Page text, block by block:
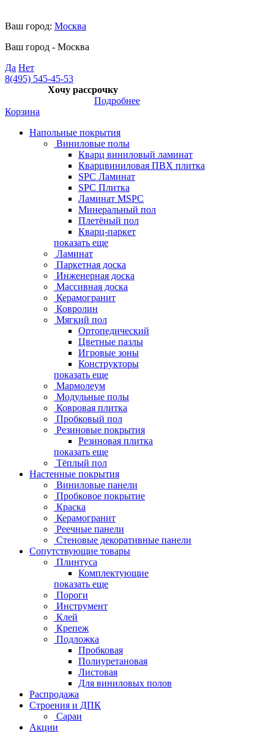
Ваш город: Москва
Ваш город - Москва
Да Нет
8(495) 545-45-53
Хочу рассрочку
Подробнее
Корзина
Напольные покрытия
Виниловые полы
Кварц виниловый ламинат
Кварцвиниловая ПВХ плитка
SPC Ламинат
SPC Плитка
Ламинат MSPC
Минеральный пол
Плетёный пол
Кварц-паркет
показать еще
Ламинат
Паркетная доска
Инженерная доска
Массивная доска
Керамогранит
Ковролин
Мягкий пол
Ортопедический
Цветные пазлы
Игровые зоны
Конструкторы
показать еще
Мармолеум
Модульные полы
Ковровая плитка
Пробковый пол
Резиновые покрытия
Резиновая плитка
показать еще
Тёплый пол
Настенные покрытия
Виниловые панели
Пробковое покрытие
Краска
Керамогранит
Реечные панели
Стеновые декоративные панели
Сопутствующие товары
Плинтуса
Комплектующие
показать еще
Пороги
Инструмент
Клей
Крепеж
Подложка
Пробковая
Полиуретановая
Листовая
Для виниловых полов
Распродажа
Строения и ДПК
Сараи
Акции